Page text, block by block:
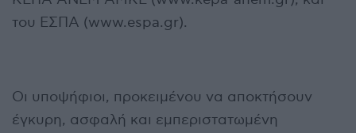
του ΕΣΠΑ (www.espa.gr).
Οι υποψήφιοι, προκειμένου να αποκτήσουν
έγκυρη, ασφαλή και εμπεριστατωμένη